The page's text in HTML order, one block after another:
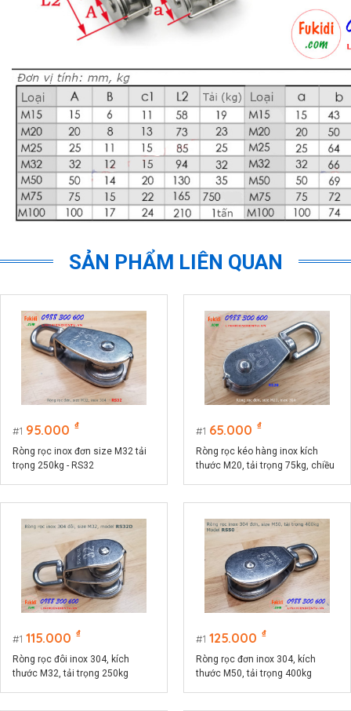
SẢN PHẨM LIÊN QUAN
1 95.000 ₫
Ròng rọc inox đơn size M32 tải
trọng 250kg - RS32
1 65.000 ₫
Ròng rọc kéo hàng inox kích
thước M20, tải trọng 75kg, chiều
1 115.000 ₫
Ròng rọc đôi inox 304, kích
thước M32, tải trọng 250kg
1 125.000 ₫
Ròng rọc đơn inox 304, kích
thước M50, tải trọng 400kg